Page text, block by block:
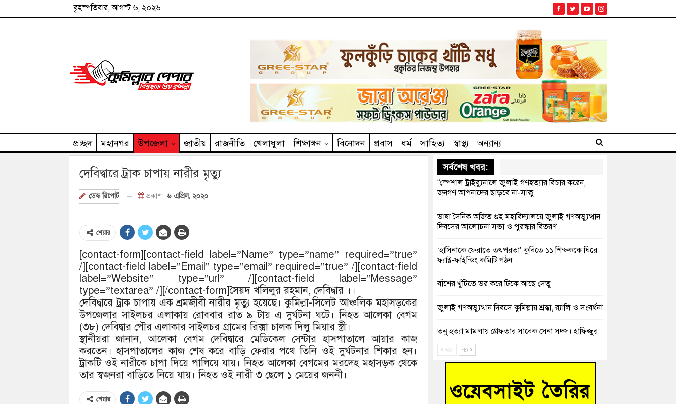
বৃহস্পতিবার, আগস্ট ৬, ২০২৬
প্রচ্ছদ মহানগর উপজেলা জাতীয় রাজনীতি খেলাধুলা শিক্ষাঙ্গন বিনোদন প্রবাস ধর্ম সাহিত‌্য স্বাস্থ্য
অন্যান্য
দেবিদ্বারে ট্রাক চাপায় নারীর মৃত্যু
ডেস্ক রিপোর্ট প্রকাশ: ৬ এপ্রিল, ২০২০
শেয়ার
[contact-form][contact-field label=”Name” type=”name” required=”true”
/][contact-field label=”Email” type=”email” required=”true” /][contact-field
label=”Website” type=”url” /][contact-field label=”Message”
type=”textarea” /][/contact-form]সৈয়দ খলিলুর রহমান, দেবিদ্বার ।।
দেবিদ্বারে ট্রাক চাপায় এক শ্রমজীবী নারীর মৃত্যু হয়েছে। কুমিল্লা-সিলেট আঞ্চলিক মহাসড়কের
উপজেলার সাইলচর এলাকায় রোববার রাত ৯ টায় এ দুর্ঘটনা ঘটে। নিহত আলেকা বেগম
(৩৮) দেবিদ্বার পৌর এলাকার সাইলচর গ্রামের রিক্সা চালক দিলু মিয়ার স্ত্রী।
স্থানীয়রা জানান, আলেকা বেগম দেবিদ্বারে মেডিকেল সেন্টার হাসপাতালে আয়ার কাজ
করতেন। হাসপাতালের কাজ শেষ করে বাড়ি ফেরার পথে তিনি ওই দুর্ঘটনার শিকার হন।
ট্রাকটি ওই নারীকে চাপা দিয়ে পালিয়ে যায়। নিহত আলেকা বেগমের মরদেহ মহাসড়ক থেকে
তার স্বজনরা বাড়িতে নিয়ে যায়। নিহত ওই নারী ৩ ছেলে ১ মেয়ের জননী।
শেয়ার
সর্বশেষ খবর:
“স্পেশাল ট্রাইব্যুনালে জুলাই গণহত্যার বিচার করেন,
জনগণ আপনাদের ছাড়বে না-সাক্কু
ভাষা সৈনিক অজিত গুহ মহাবিদ্যালয়ে জুলাই গণঅভ্যুত্থান
দিবসের আলোচনা সভা ও পুরস্কার বিতরণ
‘হাসিনাকে ফেরাতে তৎপরতা’ কুবিতে ১১ শিক্ষককে ঘিরে
ফ্যাক্ট-ফাইন্ডিং কমিটি গঠন
বাঁশের খুঁটিতে ভর করে টিকে আছে সেতু
জুলাই গণঅভ্যুত্থান দিবসে কুমিল্লায় শ্রদ্ধা, র‍্যালি ও সংবর্ধনা
তনু হত্যা মামলায় গ্রেফতার সাবেক সেনা সদস্য হাফিজুর
রহমান হাইকোর্টের জামিনে মুক্ত
আহত শিক্ষার্থীদের দেখতে গিয়ে মেডিকেলের ক্যান্টিনে
হোমনায় বিধবা নারীর জমি দখল ও জীবননাশের হুমকির
আগে পরে